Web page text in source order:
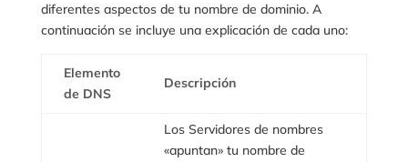
diferentes aspectos de tu nombre de dominio. A
continuación se incluye una explicación de cada uno:
Elemento
de DNS
Descripción
Los Servidores de nombres
«apuntan» tu nombre de